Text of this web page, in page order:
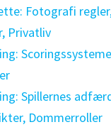
Fotografi
Privatliv
Spillernes
Dommerroller